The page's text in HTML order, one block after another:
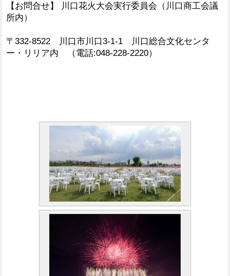
【お問合せ】 川口花火大会実行委員会（川口商工会議
所内）
〒332-8522 川口市川口3-1-1 川口総合文化センタ
ー・リリア内 （電話:048-228-2220）